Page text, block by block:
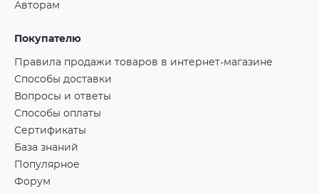
Авторам
Покупателю
Правила продажи товаров в интернет-магазине
Способы доставки
Вопросы и ответы
Способы оплаты
Сертификаты
База знаний
Популярное
Форум